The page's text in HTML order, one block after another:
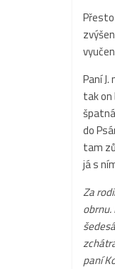
Paní
tak on
do
tam
já s
Za
obrnu.
paní